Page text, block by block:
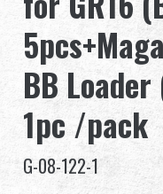
サポート
繁體中文
Français
BB
1pc /pack
G-08-122-1